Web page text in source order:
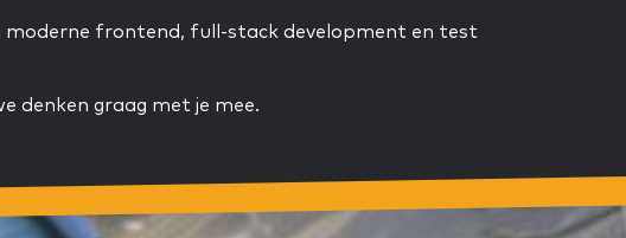
moderne frontend, full-stack development en test
denken graag met je mee.